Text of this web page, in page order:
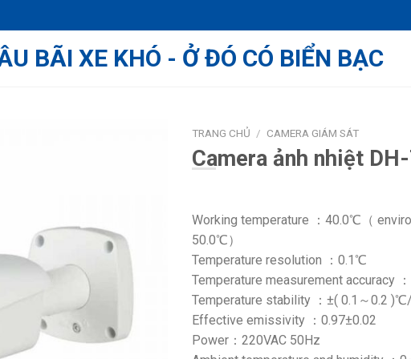
BÃI XE KHÓ - Ở ĐÓ CÓ BIỂN BẠC
TRANG CHỦ / CAMERA GIÁM SÁT
Camera ảnh nhiệt
Working temperature ：40.0℃（
50.0℃）
Temperature resolution ：0.1℃
Temperature measurement accuracy
Temperature stability ：±( 0.1～0.2
Effective emissivity ：0.97±0.02
Power：220VAC 50Hz